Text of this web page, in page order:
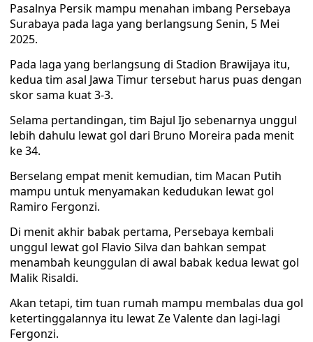
Pasalnya Persik mampu menahan imbang Persebaya
Surabaya pada laga yang berlangsung Senin, 5 Mei
2025.
Pada laga yang berlangsung di Stadion Brawijaya itu,
kedua tim asal Jawa Timur tersebut harus puas dengan
skor sama kuat 3-3.
Selama pertandingan, tim Bajul Ijo sebenarnya unggul
lebih dahulu lewat gol dari Bruno Moreira pada menit
ke 34.
Berselang empat menit kemudian, tim Macan Putih
mampu untuk menyamakan kedudukan lewat gol
Ramiro Fergonzi.
Di menit akhir babak pertama, Persebaya kembali
unggul lewat gol Flavio Silva dan bahkan sempat
menambah keunggulan di awal babak kedua lewat gol
Malik Risaldi.
Akan tetapi, tim tuan rumah mampu membalas dua gol
ketertinggalannya itu lewat Ze Valente dan lagi-lagi
Fergonzi.